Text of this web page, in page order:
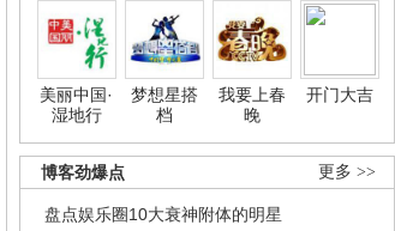
美丽中国·
湿地行
梦想星搭
档
我要上春
晚
开门大吉
更多 >>
博客劲爆点
盘点娱乐圈10大衰神附体的明星